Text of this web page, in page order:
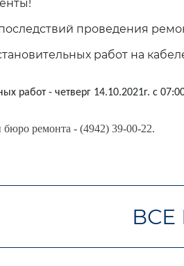
проведения
работ на
работ - четверг 14.10.2021г. с
ремонта - (4942) 39-00-22.